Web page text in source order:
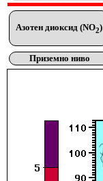
Азотен диоксид (NO2)
Приземно ниво